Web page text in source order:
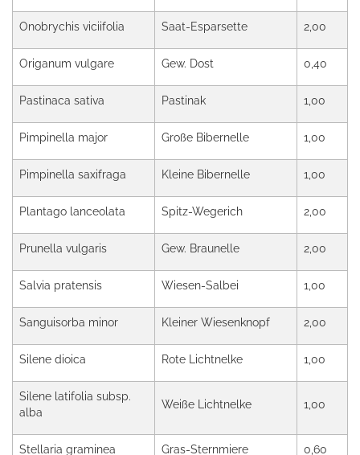
Onobrychis viciifolia Saat-Esparsette 2,00
Origanum vulgare Gew. Dost 0,40
Pastinaca sativa Pastinak 1,00
Pimpinella major Große Bibernelle 1,00
Pimpinella saxifraga Kleine Bibernelle 1,00
Plantago lanceolata Spitz-Wegerich 2,00
Prunella vulgaris Gew. Braunelle 2,00
Salvia pratensis Wiesen-Salbei 1,00
Sanguisorba minor Kleiner Wiesenknopf 2,00
Silene dioica Rote Lichtnelke 1,00
Silene latifolia subsp.
alba
Weiße Lichtnelke 1,00
Stellaria graminea Gras-Sternmiere 0,60